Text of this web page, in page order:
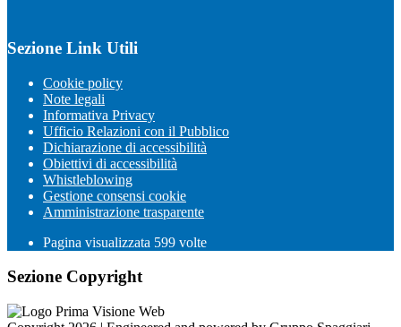
Sezione Link Utili
Cookie policy
Note legali
Informativa Privacy
Ufficio Relazioni con il Pubblico
Dichiarazione di accessibilità
Obiettivi di accessibilità
Whistleblowing
Gestione consensi cookie
Amministrazione trasparente
Pagina visualizzata 599 volte
Sezione Copyright